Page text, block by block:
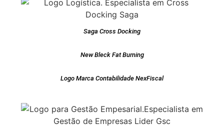
Saga Cross Docking
New Bleck Fat Burning
Logo Marca Contabilidade NexFiscal